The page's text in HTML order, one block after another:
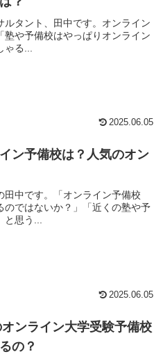
ルタント、田中です。オンライン
や予備校はやっぱりオンライン
る...
2025.06.05
ン予備校は？人気のオン
中です。「オンライン予備校
のではないか？」「近くの塾や予
と思う...
2025.06.05
ンライン大学受験予備校
の？